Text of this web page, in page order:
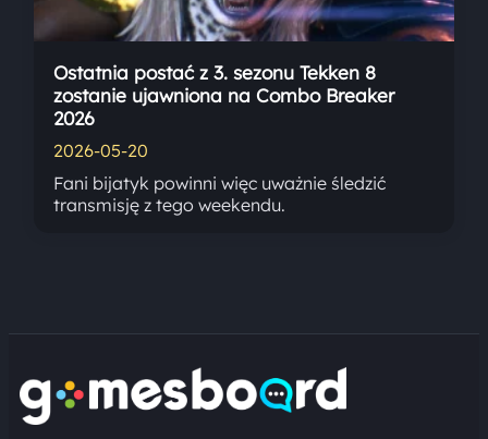
Ostatnia postać z 3. sezonu Tekken 8
zostanie ujawniona na Combo Breaker
2026
2026-05-20
Fani bijatyk powinni więc uważnie śledzić
transmisję z tego weekendu.